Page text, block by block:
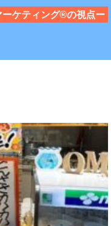
ケティング®の視点ー